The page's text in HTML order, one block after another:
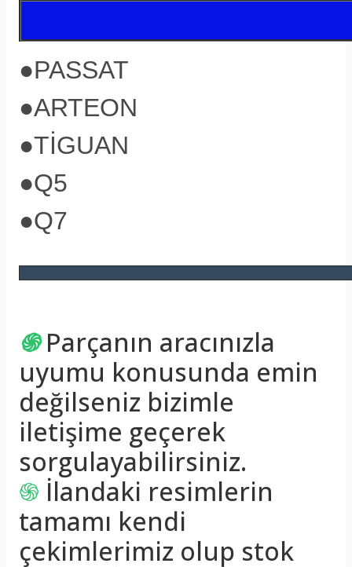
●PASSAT
●ARTEON
●TİGUAN
●Q5
●Q7
֍ Parçanın aracınızla
uyumu konusunda emin
değilseniz bizimle
iletişime geçerek
sorgulayabilirsiniz.
֍ İlandaki resimlerin
tamamı kendi
çekimlerimiz olup stok